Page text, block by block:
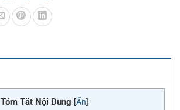
Tóm Tắt Nội Dung [Ẩn]